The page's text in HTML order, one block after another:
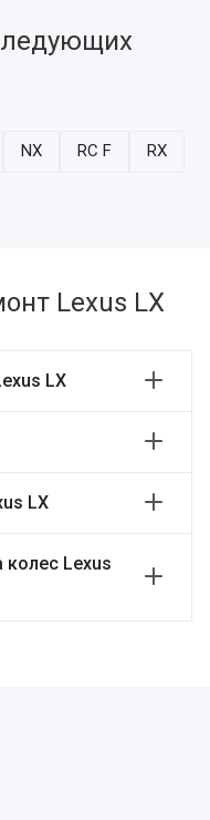
NX RC F RX
Lexus LX
LX
LX
Lexus